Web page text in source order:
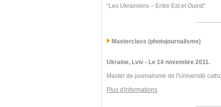
“Les Ukrainiens – Entre Est et Ouest”
Masterclass (photojournalisme)
Ukraine, Lviv - Le 14 novembre 2011.
Master de journalisme de l'Université
Plus d'informations